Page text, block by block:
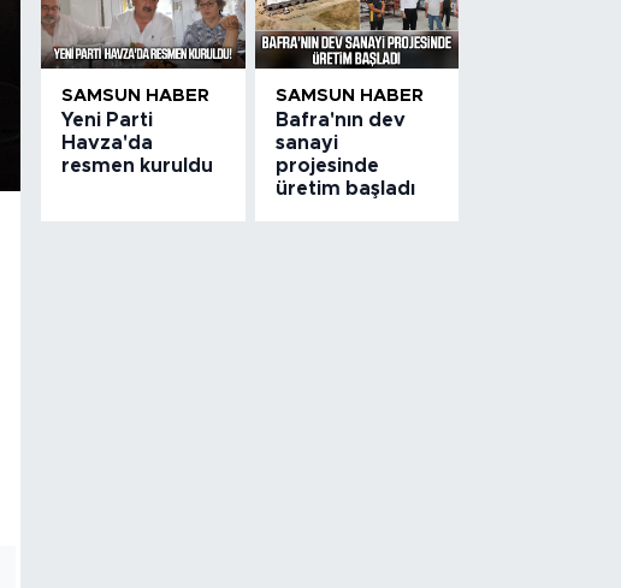
SAMSUN HABER
Yeni Parti
Havza'da
resmen kuruldu
SAMSUN HABER
Bafra'nın dev
sanayi
projesinde
üretim başladı